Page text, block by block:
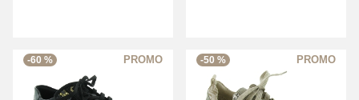
-60 % -50 %